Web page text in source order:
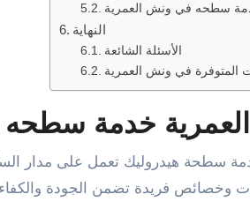
خدمة سطحه في ونش العمرية
النهاية
الأسئلة الشائعة
المتوفرة في ونش العمرية
خدمة سطحه
وخصائص فريدة تضمن الجودة